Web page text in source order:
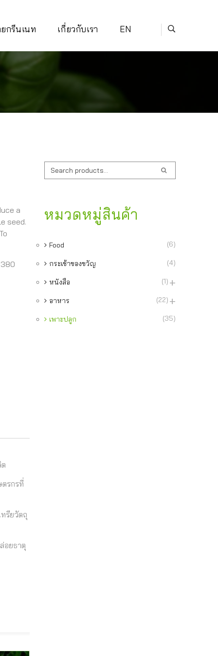
กรีนเนท เกี่ยวกับเรา EN
ค้นหา:
หมวดหมู่สินค้า
Food (6)
กระเช้าของขวัญ (4)
หนังสือ (1)
อาหาร (22)
เพาะปลูก (35)
a
seed.
ตรกรที่
รียวัตถุ
อยธาตุ